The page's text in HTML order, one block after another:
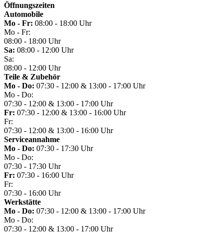
Öffnungszeiten
Automobile
Mo - Fr: 08:00 - 18:00 Uhr
Mo - Fr:
08:00 - 18:00 Uhr
Sa: 08:00 - 12:00 Uhr
Sa:
08:00 - 12:00 Uhr
Teile & Zubehör
Mo - Do: 07:30 - 12:00 & 13:00 - 17:00 Uhr
Mo - Do:
07:30 - 12:00 & 13:00 - 17:00 Uhr
Fr: 07:30 - 12:00 & 13:00 - 16:00 Uhr
Fr:
07:30 - 12:00 & 13:00 - 16:00 Uhr
Serviceannahme
Mo - Do: 07:30 - 17:30 Uhr
Mo - Do:
07:30 - 17:30 Uhr
Fr: 07:30 - 16:00 Uhr
Fr:
07:30 - 16:00 Uhr
Werkstätte
Mo - Do: 07:30 - 12:00 & 13:00 - 17:00 Uhr
Mo - Do:
07:30 - 12:00 & 13:00 - 17:00 Uhr